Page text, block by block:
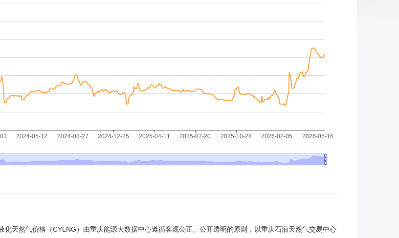
化天然气价格（CYLNG）由重庆能源大数据中心遵循客观公正、公开透明的原则，以重庆石油天然气交易中心